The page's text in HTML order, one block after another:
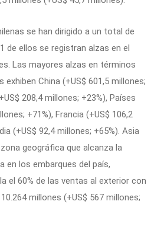
se han dirigido a un total de
de ellos se registran alzas en el
Las mayores alzas en términos
exhiben China (+US$ 601,5 millones;
208,4 millones; +23%), Países
+71%), Francia (+US$ 106,2
(+US$ 92,4 millones; +65%). Asia
geográfica que alcanza la
en los embarques del país,
el 60% de las ventas al exterior con
millones (+US$ 567 millones;